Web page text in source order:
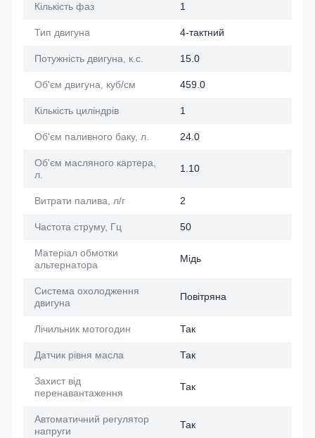
Кількість фаз 1
Тип двигуна 4-тактний
Потужність двигуна, к.с. 15.0
Об'єм двигуна, куб/см 459.0
Кількість циліндрів 1
Об'єм паливного баку, л. 24.0
Об'єм масляного картера,
л.
1.10
Витрати палива, л/г 2
Частота струму, Гц 50
Матеріал обмотки
альтернатора
Мідь
Система охолодження
двигуна
Повітряна
Лічильник мотогодин Так
Датчик рівня масла Так
Захист від
перенавантаження
Так
Автоматичний регулятор
напруги
Так